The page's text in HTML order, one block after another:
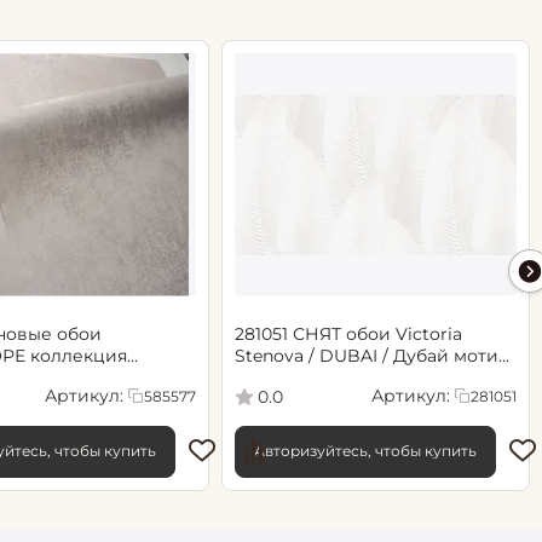
обои
коллекция
Артикул:
585577
чтобы купить
281051 СНЯТ обои Victoria
Stenova / DUBAI / Дубай мотив
0.0
Артикул: 281051
Авторизуйтесь, чтобы купить